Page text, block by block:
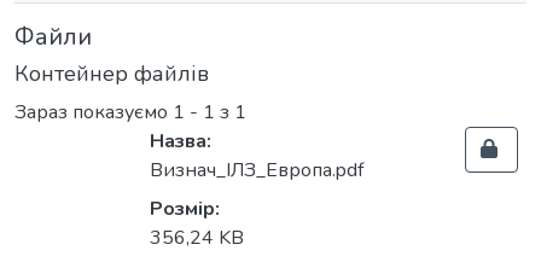
Файли
Контейнер файлів
Зараз показуємо 1 - 1 з 1
Назва:
Визнач_ІЛЗ_Европа.pdf
Розмір:
356,24 KB